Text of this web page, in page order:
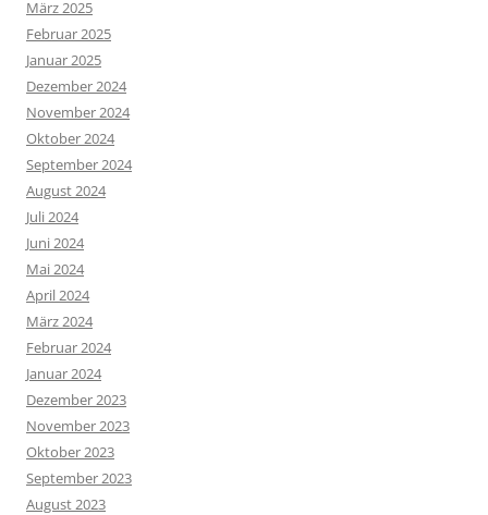
März 2025
Februar 2025
Januar 2025
Dezember 2024
November 2024
Oktober 2024
September 2024
August 2024
Juli 2024
Juni 2024
Mai 2024
April 2024
März 2024
Februar 2024
Januar 2024
Dezember 2023
November 2023
Oktober 2023
September 2023
August 2023